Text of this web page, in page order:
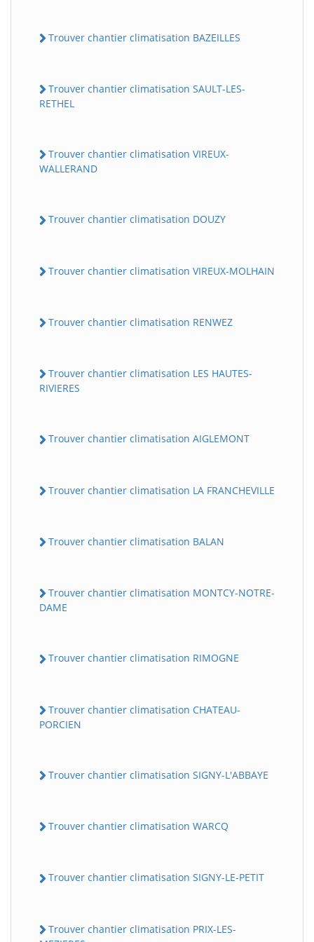
Trouver chantier climatisation BAZEILLES
Trouver chantier climatisation SAULT-LES-
RETHEL
Trouver chantier climatisation VIREUX-
WALLERAND
Trouver chantier climatisation DOUZY
Trouver chantier climatisation VIREUX-MOLHAIN
Trouver chantier climatisation RENWEZ
Trouver chantier climatisation LES HAUTES-
RIVIERES
Trouver chantier climatisation AIGLEMONT
Trouver chantier climatisation LA FRANCHEVILLE
Trouver chantier climatisation BALAN
Trouver chantier climatisation MONTCY-NOTRE-
DAME
Trouver chantier climatisation RIMOGNE
Trouver chantier climatisation CHATEAU-
PORCIEN
Trouver chantier climatisation SIGNY-L'ABBAYE
Trouver chantier climatisation WARCQ
Trouver chantier climatisation SIGNY-LE-PETIT
Trouver chantier climatisation PRIX-LES-